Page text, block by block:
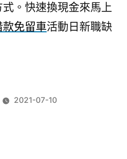
。快速換現金來馬上
免留車活動日新職缺
2021-07-10